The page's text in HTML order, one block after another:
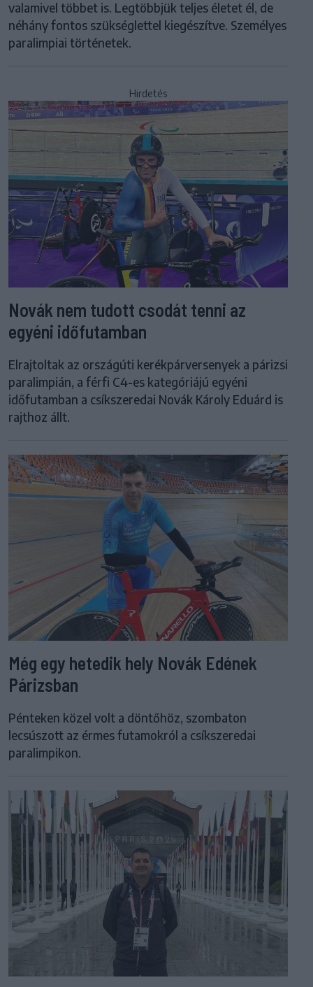
valamivel többet is. Legtöbbjük teljes életet él, de
néhány fontos szükséglettel kiegészítve. Személyes
paralimpiai történetek.
Hirdetés
Novák nem tudott csodát tenni az
egyéni időfutamban
Elrajtoltak az országúti kerékpárversenyek a párizsi
paralimpián, a férfi C4-es kategóriájú egyéni
időfutamban a csíkszeredai Novák Károly Eduárd is
rajthoz állt.
Még egy hetedik hely Novák Edének
Párizsban
Pénteken közel volt a döntőhöz, szombaton
lecsúszott az érmes futamokról a csíkszeredai
paralimpikon.